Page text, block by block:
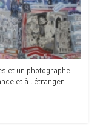
et un photographe.
et à l’étranger